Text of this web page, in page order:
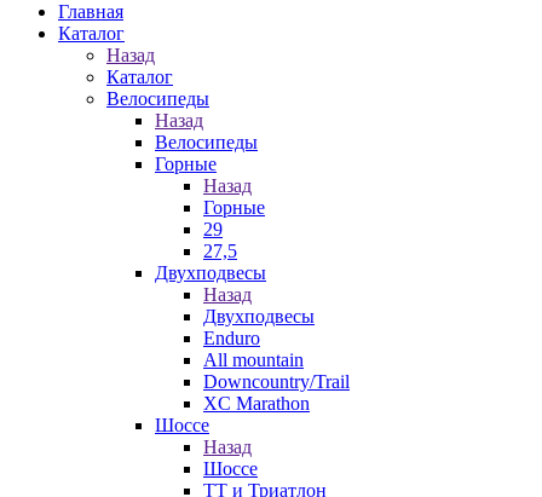
Главная
Каталог
Назад
Каталог
Велосипеды
Назад
Велосипеды
Горные
Назад
Горные
29
27,5
Двухподвесы
Назад
Двухподвесы
Enduro
All mountain
Downcountry/Trail
XC Marathon
Шоссе
Назад
Шоссе
ТТ и Триатлон